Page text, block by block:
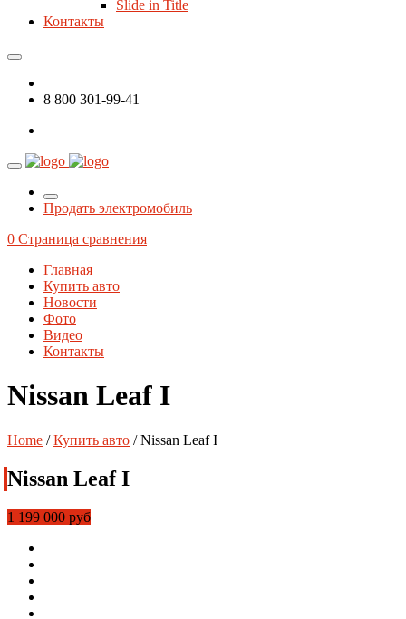
Slide in Title
Контакты
8 800 301-99-41
Продать электромобиль
0 Страница сравнения
Главная
Купить авто
Новости
Фото
Видео
Контакты
Nissan Leaf I
Home /Купить авто /Nissan Leaf I
Nissan Leaf I
1 199 000 руб